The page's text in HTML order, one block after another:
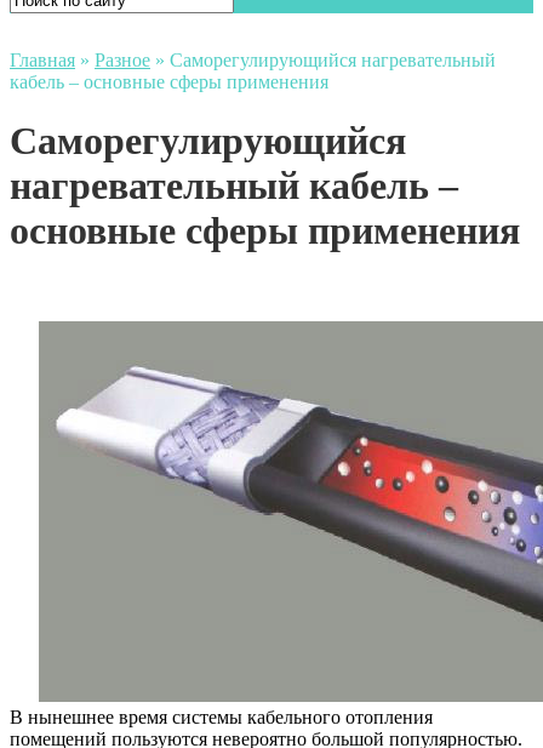
Главная » Разное » Саморегулирующийся нагревательный
кабель – основные сферы применения
Саморегулирующийся
нагревательный кабель –
основные сферы применения
В нынешнее время системы кабельного отопления
помещений пользуются невероятно большой популярностью.